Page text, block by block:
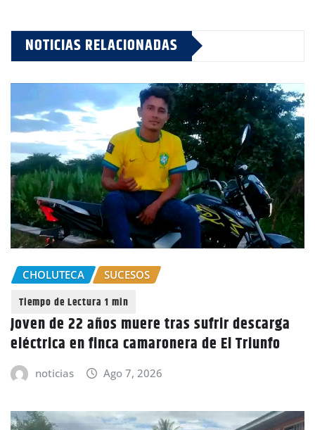
NOTICIAS RELACIONADAS
CHOLUTECA SUCESOS
Joven de 22 años muere tras sufrir descarga
eléctrica en finca camaronera de El Triunfo
noticias Ago 7, 2026